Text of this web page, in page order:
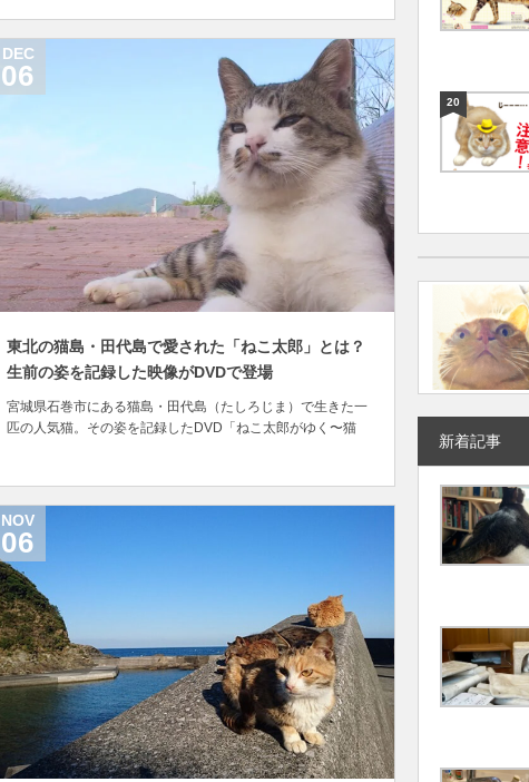
いる野性的で躍動的な側面と、猫特有の気まぐれな性格を愛
らしさとともに表現した作風が特徴的で...
東北の猫島・田代島で愛された「ねこ太郎」とは？
生前の姿を記録した映像がDVDで登場
宮城県石巻市にある猫島・田代島（たしろじま）で生きた一
匹の人気猫。その姿を記録したDVD「ねこ太郎がゆく〜猫
することができるほどの小さな島。 主な産業は漁業で釣り場
としても全国的に有名な場所ですが、昔から...
DEC
06
NOV
06
20
新着記事